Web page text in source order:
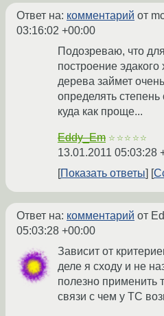
Ответ на: комментарий от
03:16:02 +00:00
Подозреваю, что
построение эдакого
дерева займет
определять
куда как проще...
Eddy_Em ☆☆☆☆☆
13.01.2011 05:03:28
Показать ответы
Ответ на: комментарий от
05:03:28 +00:00
Зависит от
деле я сходу и не
полезно применить
связи с чем у ТС